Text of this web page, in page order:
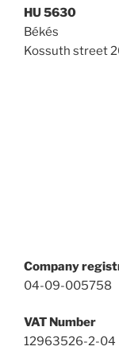
HU 5630
Békés
Kossuth street
Company
04-09-005758
VAT Number
12963526-2-04